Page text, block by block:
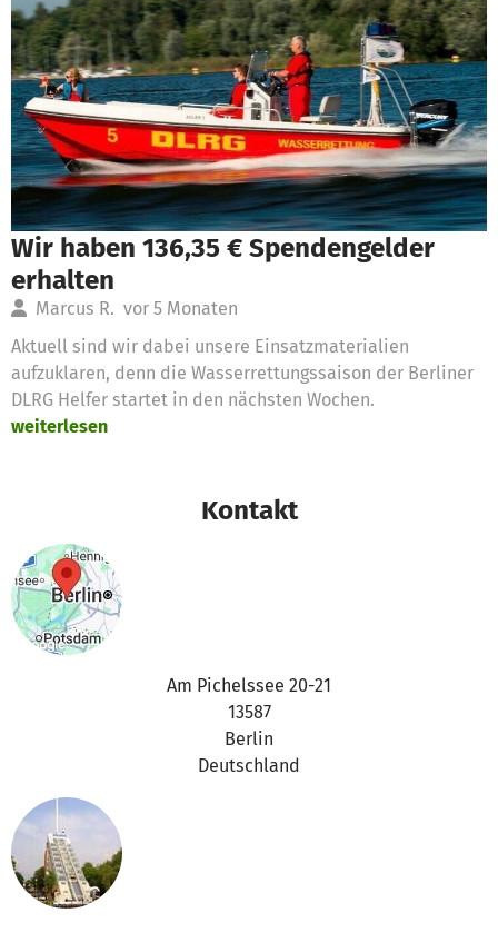
Wir haben 136,35 € Spendengelder
erhalten
Marcus R. vor 5 Monaten
Aktuell sind wir dabei unsere Einsatzmaterialien
aufzuklaren, denn die Wasserrettungssaison der Berliner
DLRG Helfer startet in den nächsten Wochen.
weiterlesen
Kontakt
Am Pichelssee 20-21
13587
Berlin
Deutschland